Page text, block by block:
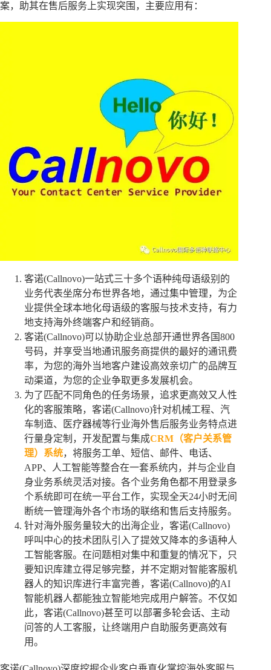
案，助其在售后服务上实现突围，主要应用有：
客诺(Callnovo)一站式三十多个语种纯母语级别的
业务代表坐席分布世界各地，通过集中管理，为企
业提供全球本地化母语级的客服与技术支持，有力
地支持海外终端客户和经销商。
客诺(Callnovo)可以协助企业总部开通世界各国800
号码，并享受当地通讯服务商提供的最好的通讯费
率，为您的海外当地客户建设高效亲切广的品牌互
动渠道，为您的企业争取更多发展机会。
为了匹配不同角色的任务场景，追求更高效又人性
化的客服策略，客诺(Callnovo)针对机械工程、汽
车制造、医疗器械等行业海外售后服务业务特点进
行量身定制，开发配置与集成CRM（客户关系管
理）系统，将服务工单、短信、邮件、电话、
APP、人工智能等整合在一套系统内，并与企业自
身业务系统灵活对接。各个业务角色都不用登录多
个系统即可在统一平台工作，实现全天24小时无间
断统一管理海外各个市场的联络和售后支持服务。
针对海外服务量较大的出海企业，客诺(Callnovo)
呼叫中心的技术团队引入了提效又降本的多语种人
工智能客服。在问题相对集中和重复的情况下，只
要知识库建立得足够完整，并不定期对智能客服机
器人的知识库进行丰富完善，客诺(Callnovo)的AI
智能机器人都能独立智能地完成用户解答。不仅如
此，客诺(Callnovo)甚至可以部署多轮会话、主动
问答的人工客服，让终端用户自助服务更高效有
用。